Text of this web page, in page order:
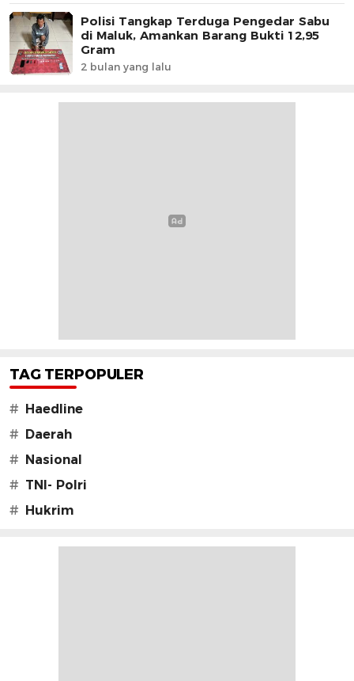
Polisi Tangkap Terduga Pengedar Sabu
di Maluk, Amankan Barang Bukti 12,95
Gram
2 bulan yang lalu
TAG TERPOPULER
# Haedline
# Daerah
# Nasional
# TNI- Polri
# Hukrim